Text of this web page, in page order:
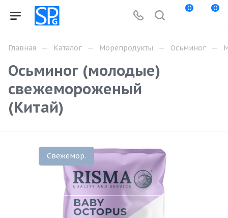
0 0
Главная — Каталог — Морепродукты — Осьминог —
Осьминог (молодые)
свежемороженый
(Китай)
Свежемор.